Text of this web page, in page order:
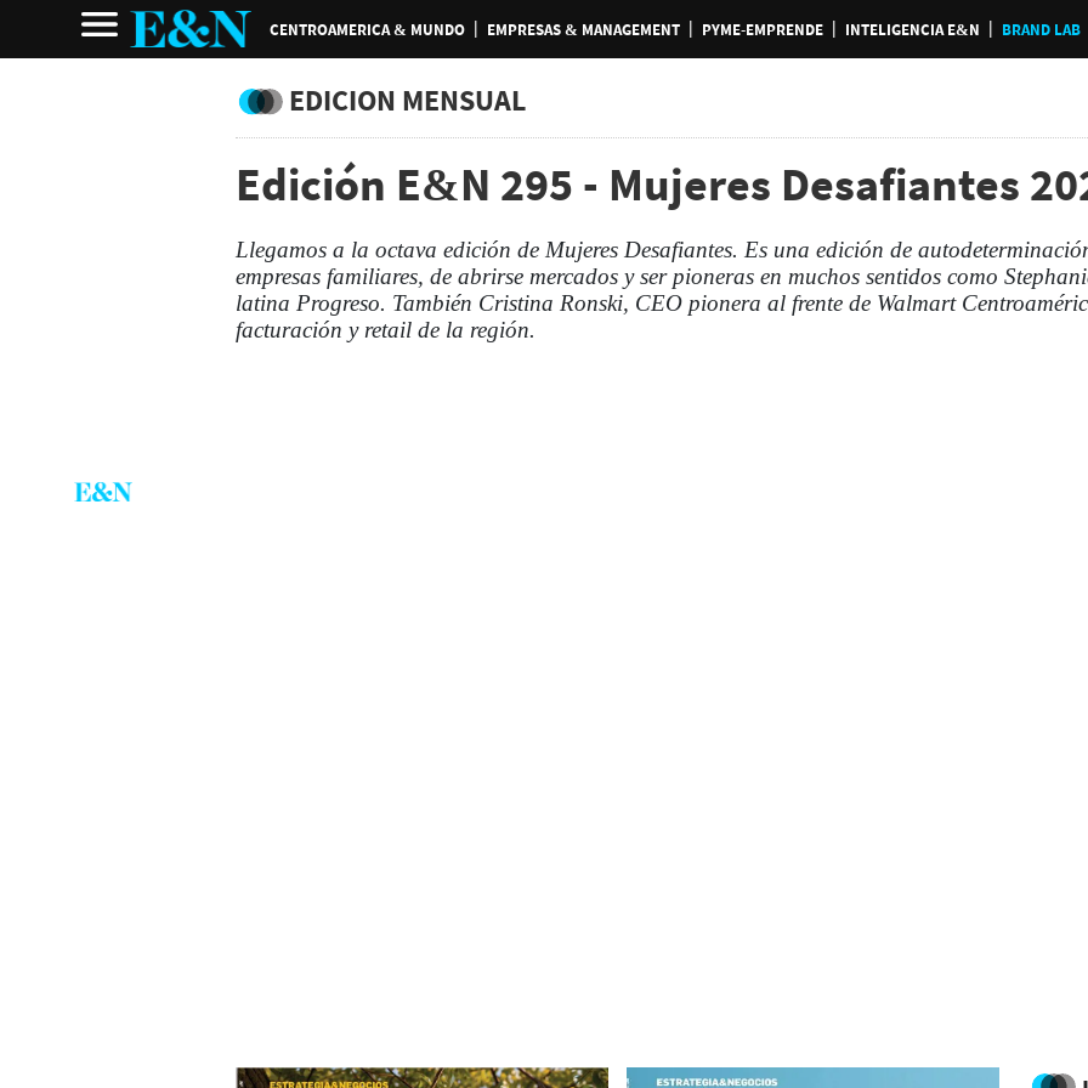
CENTROAMERICA & MUNDO EMPRESAS & MANAGEMENT PYME-EMPRENDE INTELIGENCIA E&N BRAND LAB
EDICION MENSUAL
Edición E&N 295 - Mujeres Desafiantes
Llegamos a la octava edición de Mujeres Desafiantes. Es una edición de
empresas familiares, de abrirse mercados y ser pioneras en muchos sentidos como
latina Progreso. También Cristina Ronski, CEO pionera al frente de Walmart
facturación y retail de la región.